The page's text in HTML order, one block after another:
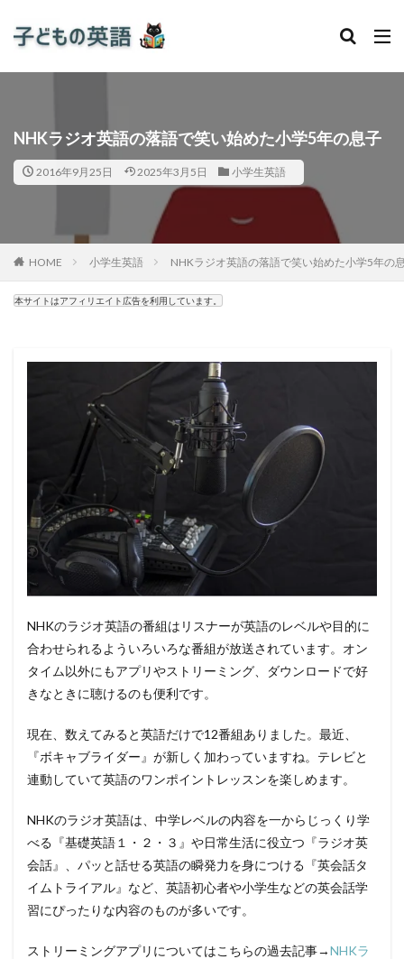
NHKラジオ英語の落語で笑い始めた小学5年の息子
2016年9月25日 2025年3月5日 小学生英語
HOME 小学生英語 NHKラジオ英語の落語で笑い始めた小学5年の
本サイトはアフィリエイト広告を利用しています。
NHKのラジオ英語の番組はリスナーが英語のレベルや目的に
合わせられるよういろいろな番組が放送されています。オン
タイム以外にもアプリやストリーミング、ダウンロードで好
きなときに聴けるのも便利です。
現在、数えてみると英語だけで12番組ありました。最近、
『ボキャブライダー』が新しく加わっていますね。テレビと
連動していて英語のワンポイントレッスンを楽しめます。
NHKのラジオ英語は、中学レベルの内容を一からじっくり学
べる『基礎英語１・２・３』や日常生活に役立つ『ラジオ英
会話』、パッと話せる英語の瞬発力を身につける『英会話タ
イムトライアル』など、英語初心者や小学生などの英会話学
習にぴったりな内容のものが多いです。
ストリーミングアプリについてはこちらの過去記事→NHKラ